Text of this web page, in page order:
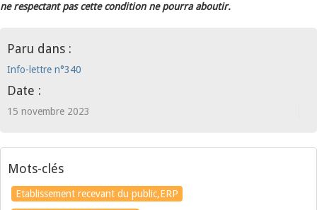
ne respectant pas cette condition ne pourra aboutir.
Paru dans :
Info-lettre n°340
Date :
15 novembre 2023
Mots-clés
Etablissement recevant du public,ERP